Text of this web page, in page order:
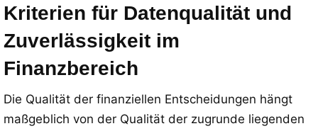
Kriterien für Datenqualität und
Zuverlässigkeit im
Finanzbereich
Die Qualität der finanziellen Entscheidungen hängt
maßgeblich von der Qualität der zugrunde liegenden